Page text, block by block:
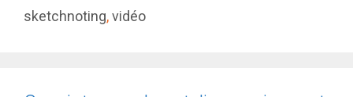
sketchnoting,vidéo